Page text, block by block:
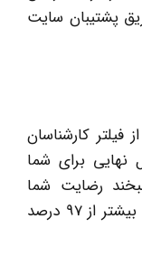
پشتیبان سایت
کارشناسان
برای شما
رضایت شما
کاربران محترم است که تاکنون رضایت بیشتر از 97 درصد